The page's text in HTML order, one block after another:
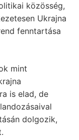
közösség,
Ukrajna
fenntartása
mint
is elad, de
dolgozik,